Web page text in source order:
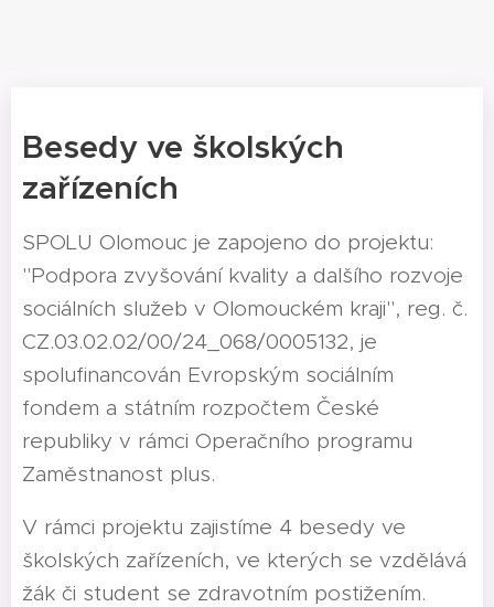
Besedy ve školských
zařízeních
SPOLU Olomouc je zapojeno do projektu:
"Podpora zvyšování kvality a dalšího rozvoje
sociálních služeb v Olomouckém kraji", reg. č.
CZ.03.02.02/00/24_068/0005132, je
spolufinancován Evropským sociálním
fondem a státním rozpočtem České
republiky v rámci Operačního programu
Zaměstnanost plus.
V rámci projektu zajistíme 4 besedy ve
školských zařízeních, ve kterých se vzdělává
žák či student se zdravotním postižením.